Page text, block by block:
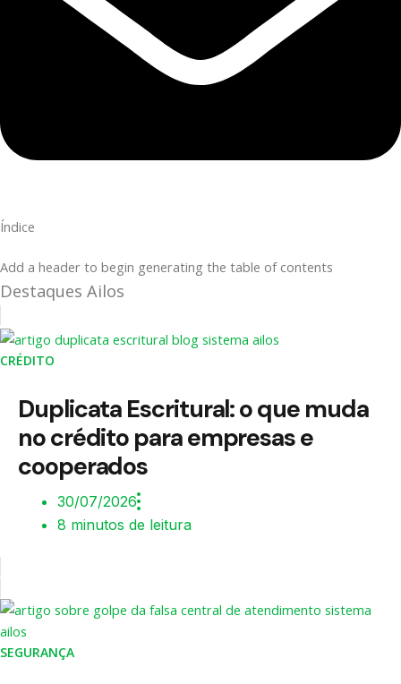
Índice
Add a header to begin generating the table of contents
Destaques Ailos
CRÉDITO
Duplicata Escritural: o que muda
no crédito para empresas e
cooperados
30/07/2026
8 minutos de leitura
SEGURANÇA